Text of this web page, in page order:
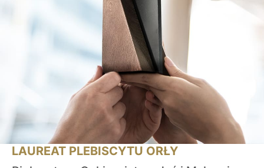
LAUREAT PLEBISCYTU ORŁY